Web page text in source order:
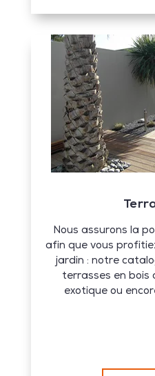
Nous assurons la
afin que vous
jardin : notre
terrasses en bois
exotique ou